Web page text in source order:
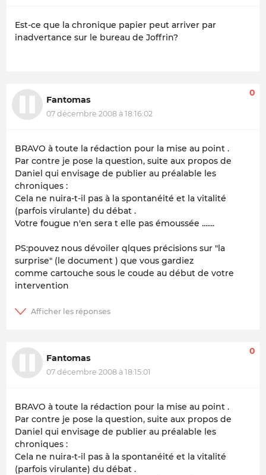
Est-ce que la chronique papier peut arriver par
inadvertance sur le bureau de Joffrin?
Fantomas
07 décembre 2008 à 18:16:02
0
BRAVO à toute la rédaction pour la mise au point .
Par contre je pose la question, suite aux propos de
Daniel qui envisage de publier au préalable les
chroniques :
Cela ne nuira-t-il pas à la spontanéité et la vitalité
(parfois virulante) du débat .
Votre fougue n'en sera t elle pas émoussée .......
PS:pouvez nous dévoiler qlques précisions sur "la
surprise" (le document ) que vous gardiez
comme cartouche sous le coude au début de votre
intervention
Fantomas
07 décembre 2008 à 18:15:01
0
BRAVO à toute la rédaction pour la mise au point .
Par contre je pose la question, suite aux propos de
Daniel qui envisage de publier au préalable les
chroniques :
Cela ne nuira-t-il pas à la spontanéité et la vitalité
(parfois virulante) du débat .